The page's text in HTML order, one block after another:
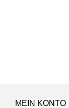
MEIN KONTO